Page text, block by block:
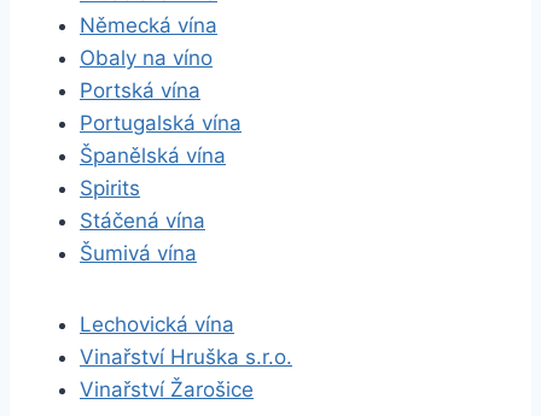
Německá vína
Obaly na víno
Portská vína
Portugalská vína
Španělská vína
Spirits
Stáčená vína
Šumivá vína
Lechovická vína
Vinařství Hruška s.r.o.
Vinařství Žarošice